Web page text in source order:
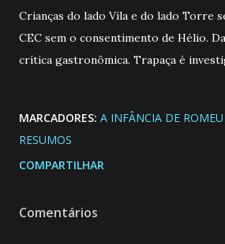
Crianças do lado Vila e do lado Torre
CEC sem o consentimento de Hélio.
crítica gastronômica. Trapaça é
MARCADORES: A INFÂNCIA DE ROMEU
RESUMOS
COMPARTILHAR
Comentários